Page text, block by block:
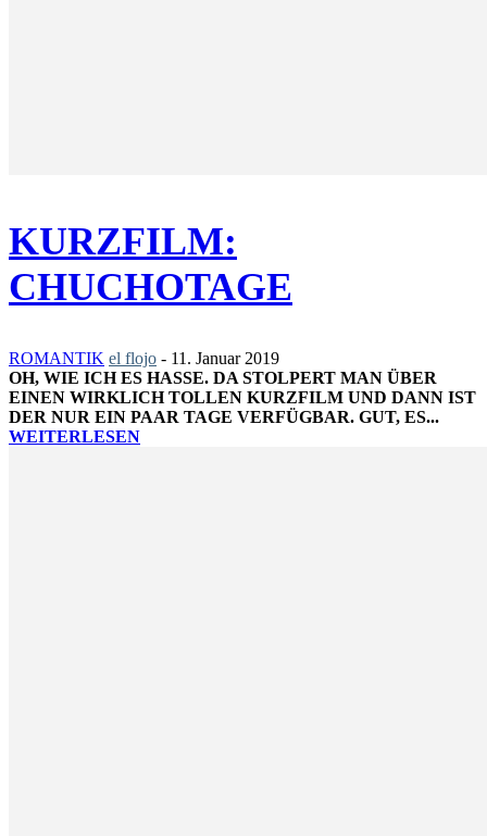
KURZFILM:
CHUCHOTAGE
ROMANTIK el flojo - 11. Januar 2019
OH, WIE ICH ES HASSE. DA STOLPERT MAN ÜBER
EINEN WIRKLICH TOLLEN KURZFILM UND DANN IST
DER NUR EIN PAAR TAGE VERFÜGBAR. GUT, ES...
WEITERLESEN